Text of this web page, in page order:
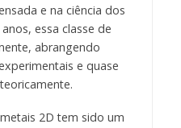
e na ciência dos
essa classe de
abrangendo
e quase
2D tem sido um